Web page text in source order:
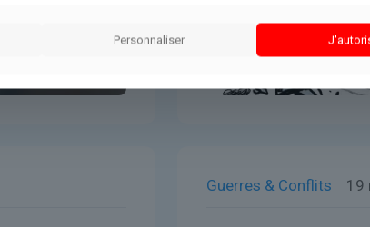
Guerres & Conflits 19
Personnaliser